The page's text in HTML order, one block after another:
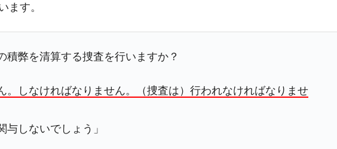
公務員個人をターゲットにぶん殴る法案」提出！⇒ クーパン問題は合衆国企業に対
室長･金容範、株価暴落に他人事のような発言。
際空港「またも暗礁」の危機 ⇒ 10.7兆では損が出るからできない。
ます。
弊を清算する捜査を行いますか？
。しなければなりません。（捜査は）行われなければなりませ
与しないでしょう」